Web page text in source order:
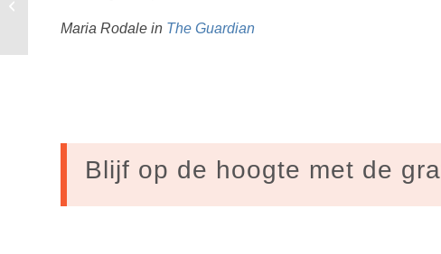
Maria Rodale in The Guardian
Blijf op de hoogte met de